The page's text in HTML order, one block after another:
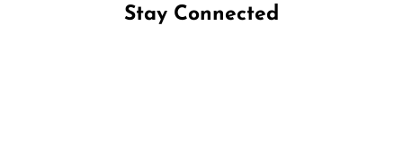
Stay Connected